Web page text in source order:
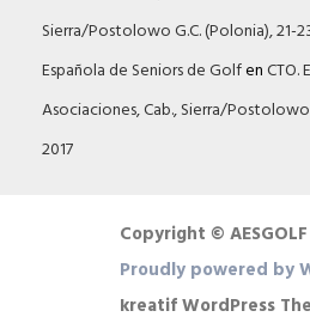
Sierra/Postolowo G.C. (Polonia), 21-
Española de Seniors de GolfenCTO.
Asociaciones, Cab., Sierra/Postolowo
2017
Copyright © AESGOLF
Proudly powered by
kreatif WordPress